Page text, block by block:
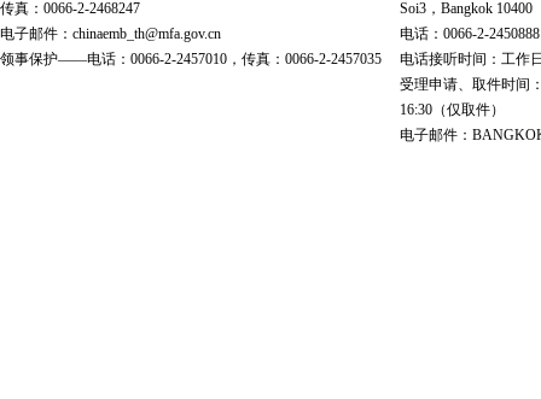
传真：0066-2-2468247
电子邮件：chinaemb_th@mfa.gov.cn
领事保护——电话：0066-2-2457010，传真：0066-2-2457035
Soi3，Bangkok 10400
电话：0066-2-
电话接听时间：工作
受理申请、取件时间
16:30（仅取件）
电子邮件：